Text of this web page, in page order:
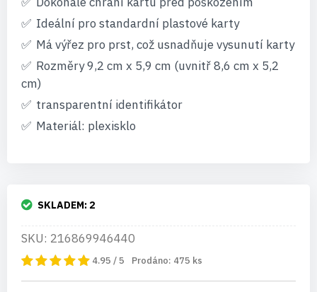
Ideální pro standardní plastové karty
Má výřez pro prst, což usnadňuje vysunutí karty
Rozměry 9,2 cm x 5,9 cm (uvnitř 8,6 cm x 5,2
cm)
transparentní identifikátor
Materiál: plexisklo
SKLADEM: 2
SKU: 216869946440
4.95 / 5 Prodáno: 475 ks